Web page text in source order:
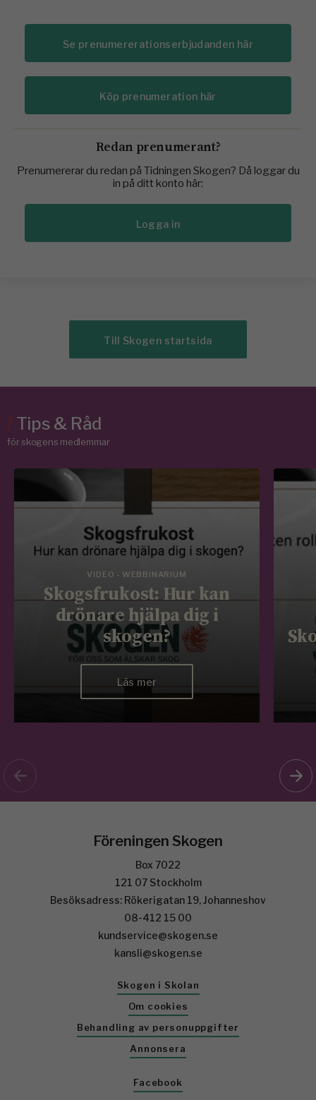
Se prenumererationserbjudanden här
Köp prenumeration här
Redan prenumerant?
Prenumererar du redan på Tidningen Skogen? Då loggar du
in på ditt konto här:
Logga in
Till Skogen startsida
/Tips & Råd
för skogens medlemmar
VIDEO - WEBBINARIUM
Skogsfrukost: Hur kan
drönare hjälpa dig i
skogen?
Läs mer
Föreningen Skogen
Box 7022
121 07 Stockholm
Besöksadress: Rökerigatan 19, Johanneshov
08-412 15 00
kundservice@skogen.se
kansli@skogen.se
Skogen i Skolan
Om cookies
Behandling av personuppgifter
Annonsera
Facebook